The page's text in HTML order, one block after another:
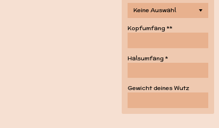
Kopfumfang **
Halsumfang *
Gewicht deines Wutz